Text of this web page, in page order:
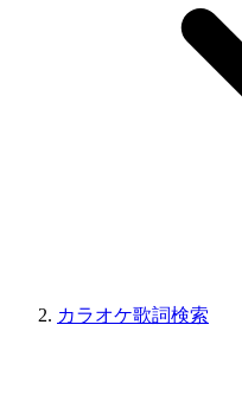
カラオケ歌詞検索